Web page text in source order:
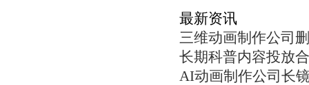
最新资讯
三维动画制作公司
长期科普内容投放
AI动画制作公司长